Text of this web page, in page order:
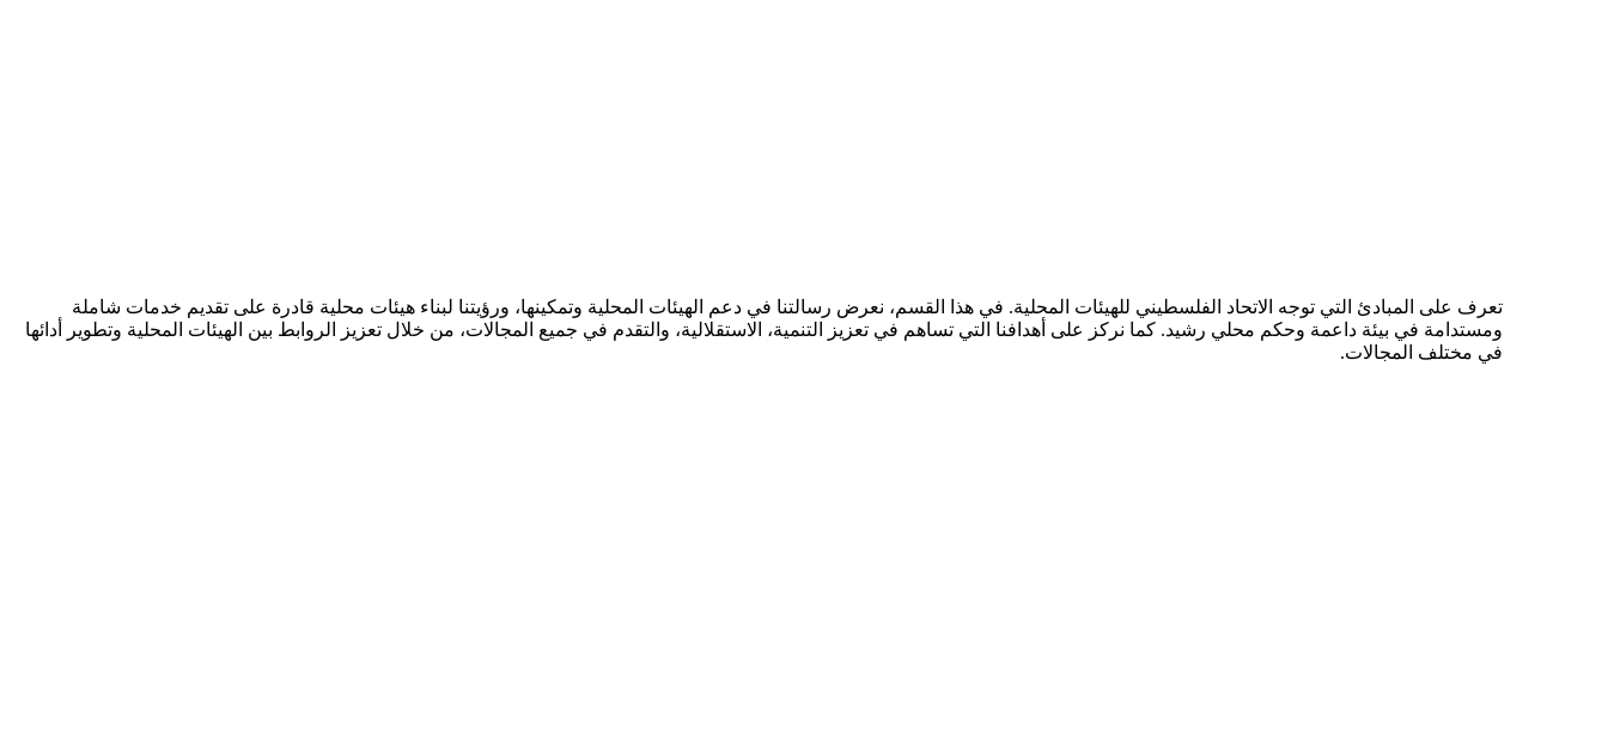
تعرف على المبادئ التي توجه الاتحاد الفلسطيني للهيئات المحلية. في هذا القسم، نعرض رسالتنا في دعم الهيئات المحلية وتمكينها، ورؤيتنا لبناء هيئات محلية قادرة على تقديم خدمات شاملة
ومستدامة في بيئة داعمة وحكم محلي رشيد. كما نركز على أهدافنا التي تساهم في تعزيز التنمية، الاستقلالية، والتقدم في جميع المجالات، من خلال تعزيز الروابط بين الهيئات المحلية وتطوير أدائها
في مختلف المجالات.